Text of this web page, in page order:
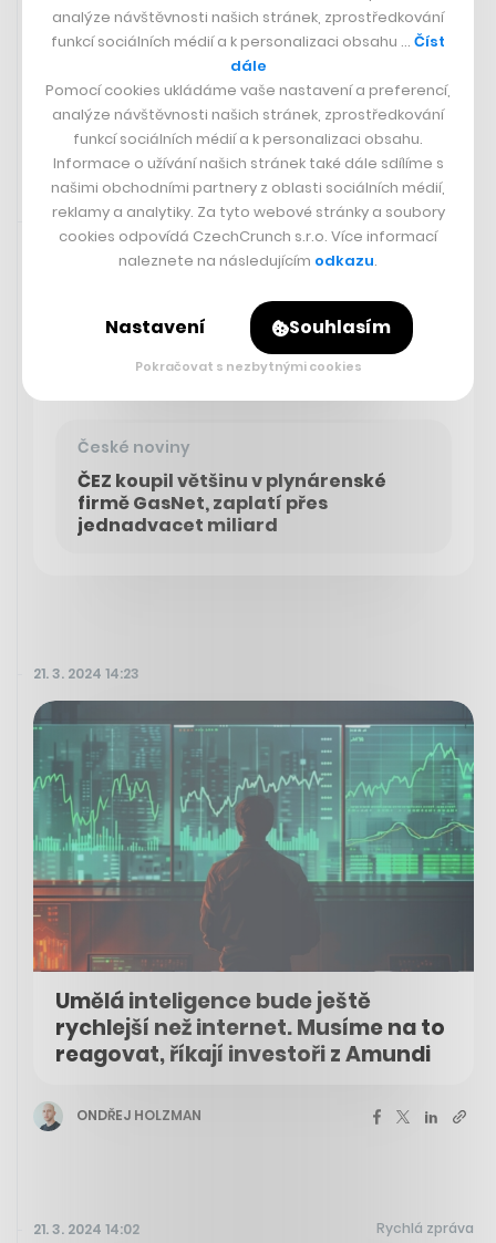
ochrnutého pacienta, který s jeho
čipem hraje šachy svou myslí
JIŘÍ BLATNÝ
21. 3. 2024 15:11 Zaujalo nás
domácí plynárenské společnosti GasNet, jež v Česku
provozuje distribuční síť. Společnosti Macquarie Asset
Management zaplatí v přepočtu přes 21,3 miliardy
České noviny
ČEZ koupil většinu v plynárenské
firmě GasNet, zaplatí přes
jednadvacet miliard
21. 3. 2024 14:23
Umělá inteligence bude ještě
rychlejší než internet. Musíme na to
reagovat, říkají investoři z Amundi
ONDŘEJ HOLZMAN
21. 3. 2024 14:02 Rychlá zpráva
analýze návštěvnosti našich stránek, zprostředkování
funkcí sociálních médií a k personalizaci obsahu … Číst
dále
Pomocí cookies ukládáme vaše nastavení a preferencí,
analýze návštěvnosti našich stránek, zprostředkování
funkcí sociálních médií a k personalizaci obsahu.
Informace o užívání našich stránek také dále sdílíme s
našimi obchodními partnery z oblasti sociálních médií,
reklamy a analytiky. Za tyto webové stránky a soubory
cookies odpovídá CzechCrunch s.r.o. Více informací
naleznete na následujícím odkazu.
Nastavení Souhlasím
Pokračovat s nezbytnými cookies